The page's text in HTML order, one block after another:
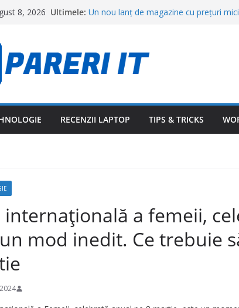
8, 2026 Ultimele: Un nou lanț de magazine cu prețuri
Topul orașelor în care merită să te muți
cea mai bună calitate a vieții
Meta primește o lovitură de 567 de
Facebook și Instagram vor fi obligate să
RECENZII LAPTOP TIPS & TRICKS
internațională a femeii,
mod inedit. Ce trebuie